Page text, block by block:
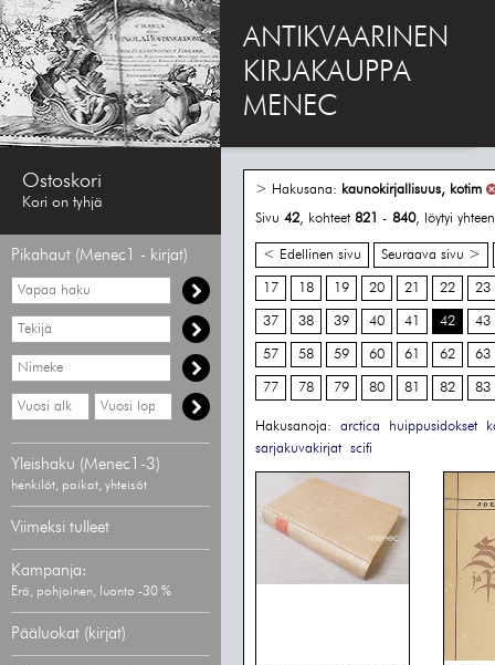
ANTIKVAARINEN
KIRJAKAUPPA
MENEC
Ostoskori
Kori on tyhjä
Pikahaut (Menec1 - kirjat)
Vapaa
haku
Hae
tekijää
Hae
nimekettä
Hae
vähimmäisvuosi
Hae
enimmäisvuosi
Yleishaku (Menec1-3)
henkilöt, paikat, yhteisöt
Viimeksi tulleet
Kampanja:
Erä, pohjoinen, luonto -30 %
Pääluokat (kirjat)
> Hakusana: kaunokirjallisuus, kotim
Sivu 42, kohteet 821 - 840, löytyi
< Edellinen sivu Seuraava sivu >
17 18 19 20 21 22 23
37 38 39 40 41 42 43
57 58 59 60 61 62 63
77 78 79 80 81 82 83
Hakusanoja: arctica huippusidokset
sarjakuvakirjat
scifi